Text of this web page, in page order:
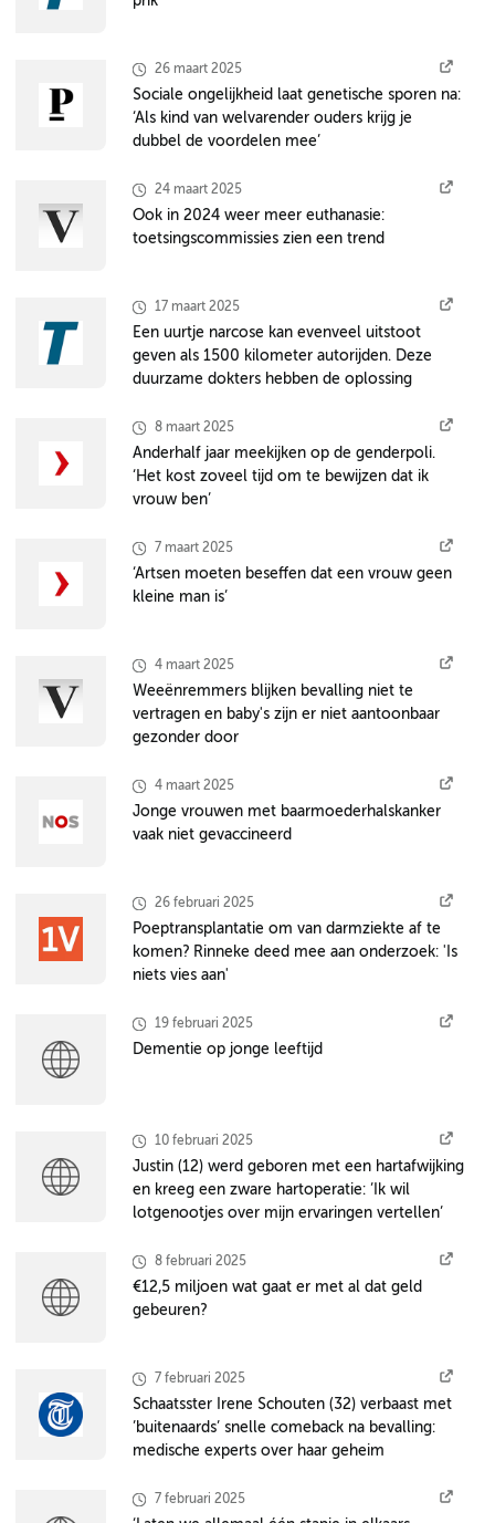
26 maart 2025
Sociale ongelijkheid laat genetische sporen na:
‘Als kind van welvarender ouders krijg je
dubbel de voordelen mee’
24 maart 2025
Ook in 2024 weer meer euthanasie:
toetsingscommissies zien een trend
17 maart 2025
Een uurtje narcose kan evenveel uitstoot
geven als 1500 kilometer autorijden. Deze
duurzame dokters hebben de oplossing
8 maart 2025
Anderhalf jaar meekijken op de genderpoli.
‘Het kost zoveel tijd om te bewijzen dat ik
vrouw ben’
7 maart 2025
‘Artsen moeten beseffen dat een vrouw geen
kleine man is’
4 maart 2025
Weeënremmers blijken bevalling niet te
vertragen en baby's zijn er niet aantoonbaar
gezonder door
4 maart 2025
Jonge vrouwen met baarmoederhalskanker
vaak niet gevaccineerd
26 februari 2025
Poeptransplantatie om van darmziekte af te
komen? Rinneke deed mee aan onderzoek: 'Is
niets vies aan'
19 februari 2025
Dementie op jonge leeftijd
10 februari 2025
Justin (12) werd geboren met een hartafwijking
en kreeg een zware hartoperatie: ’Ik wil
lotgenootjes over mijn ervaringen vertellen’
8 februari 2025
€12,5 miljoen wat gaat er met al dat geld
gebeuren?
7 februari 2025
Schaatsster Irene Schouten (32) verbaast met
’buitenaards’ snelle comeback na bevalling:
medische experts over haar geheim
7 februari 2025